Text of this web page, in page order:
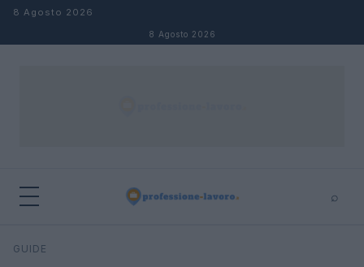
Salta al contenuto
8 Agosto 2026
8 Agosto 2026
⌕
Cerca
GUIDE